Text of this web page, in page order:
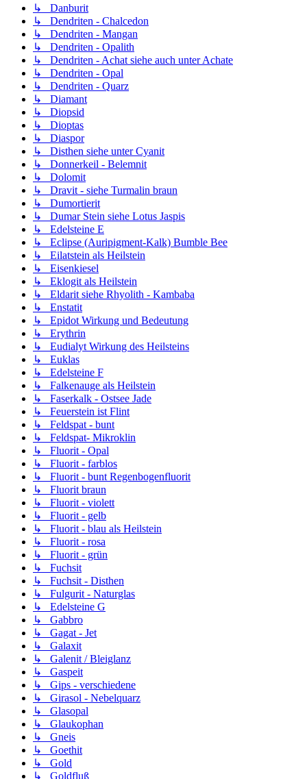
↳ Danburit
↳ Dendriten - Chalcedon
↳ Dendriten - Mangan
↳ Dendriten - Opalith
↳ Dendriten - Achat siehe auch unter Achate
↳ Dendriten - Opal
↳ Dendriten - Quarz
↳ Diamant
↳ Diopsid
↳ Dioptas
↳ Diaspor
↳ Disthen siehe unter Cyanit
↳ Donnerkeil - Belemnit
↳ Dolomit
↳ Dravit - siehe Turmalin braun
↳ Dumortierit
↳ Dumar Stein siehe Lotus Jaspis
↳ Edelsteine E
↳ Eclipse (Auripigment-Kalk) Bumble Bee
↳ Eilatstein als Heilstein
↳ Eisenkiesel
↳ Eklogit als Heilstein
↳ Eldarit siehe Rhyolith - Kambaba
↳ Enstatit
↳ Epidot Wirkung und Bedeutung
↳ Erythrin
↳ Eudialyt Wirkung des Heilsteins
↳ Euklas
↳ Edelsteine F
↳ Falkenauge als Heilstein
↳ Faserkalk - Ostsee Jade
↳ Feuerstein ist Flint
↳ Feldspat - bunt
↳ Feldspat- Mikroklin
↳ Fluorit - Opal
↳ Fluorit - farblos
↳ Fluorit - bunt Regenbogenfluorit
↳ Fluorit braun
↳ Fluorit - violett
↳ Fluorit - gelb
↳ Fluorit - blau als Heilstein
↳ Fluorit - rosa
↳ Fluorit - grün
↳ Fuchsit
↳ Fuchsit - Disthen
↳ Fulgurit - Naturglas
↳ Edelsteine G
↳ Gabbro
↳ Gagat - Jet
↳ Galaxit
↳ Galenit / Bleiglanz
↳ Gaspeit
↳ Gips - verschiedene
↳ Girasol - Nebelquarz
↳ Glasopal
↳ Glaukophan
↳ Gneis
↳ Goethit
↳ Gold
↳ Goldfluß